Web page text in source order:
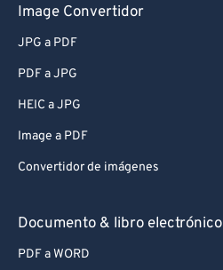
Image Convertidor
JPG a PDF
PDF a JPG
HEIC a JPG
Image a PDF
Convertidor de imágenes
Documento & libro electrónico
PDF a WORD